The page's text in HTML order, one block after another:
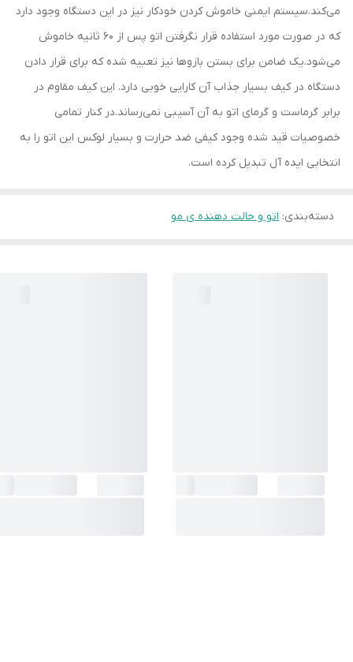
می‌کند.سیستم ایمنی خاموش کردن خودکار نیز در این دستگاه وجود دارد
که در صورت مورد استفاده قرار نگرفتن اتو پس از 60 ثانیه خاموش
می‌شود.یک ضامن برای بستن بازوها نیز تعبیه شده که برای قرار دادن
دستگاه در کیف بسیار جذاب آن کارایی خوبی دارد. این کیف مقاوم در
برابر گرماست و گرمای اتو به آن آسیبی نمی‌رساند.در کنار تمامی
خصوصیات قید شده وجود کیفی ضد حرارت و بسیار لوکس این اتو را به
انتخابی ایده آل تبدیل کرده است.
دسته‌بندی: اتو و حالت دهنده ی مو